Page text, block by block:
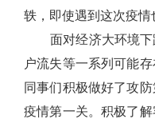
轶，即使遇到这次疫情
面对经济大环境下
户流失等一系列可能
同事们积极做好了攻
疫情第一关。积极了